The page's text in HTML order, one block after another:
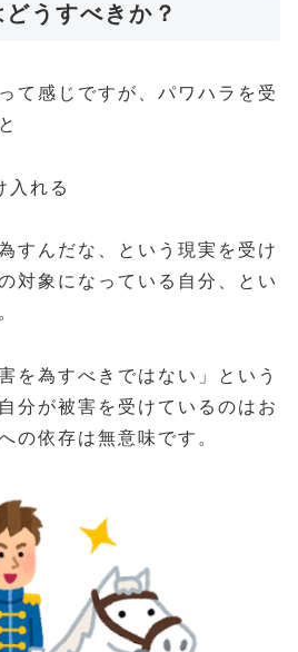
うすべきか？
て感じですが、パワハラを受
入れる
すんだな、という現実を受け
対象になっている自分、とい
を為すべきではない」という
分が被害を受けているのはお
の依存は無意味です。